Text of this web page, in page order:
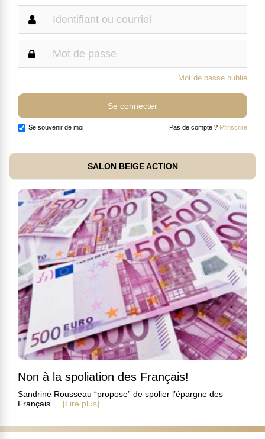
Mot de passe oublié
Se souvenir de moi Pas de compte ? M'inscrire
SALON BEIGE ACTION
Non à la spoliation des Français!
Sandrine Rousseau “propose” de spolier l’épargne des
Français ...
[Lire plus]